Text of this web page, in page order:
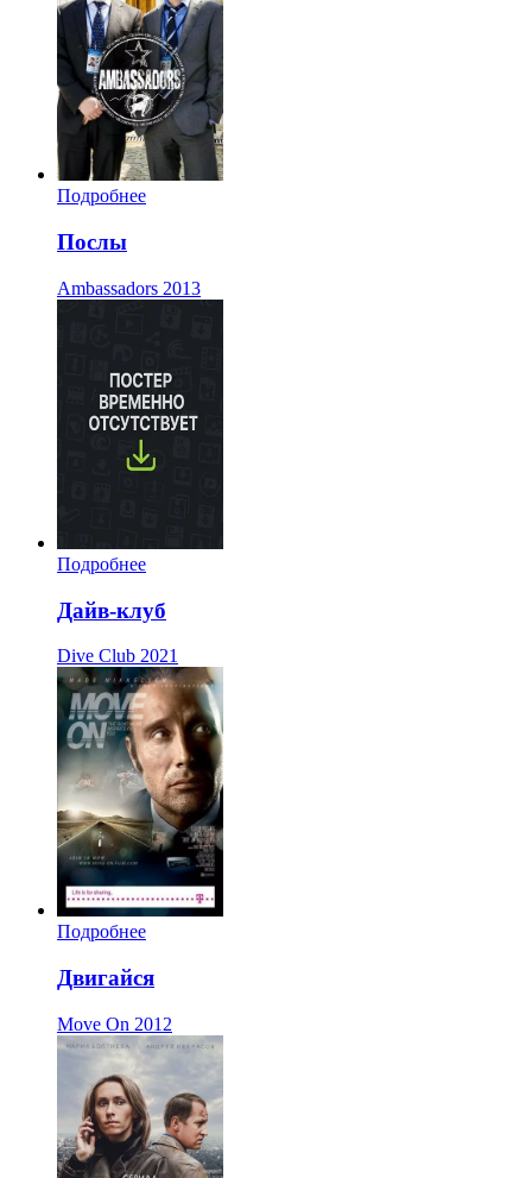
Подробнее
Послы
Ambassadors 2013
Подробнее
Дайв-клуб
Dive Club 2021
Подробнее
Двигайся
Move On 2012